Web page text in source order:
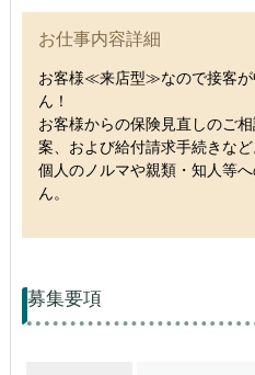
お仕事内容詳細
お客様≪来店型≫なので接客
ん！
お客様からの保険見直しのご
案、および給付請求手続きなど
個人のノルマや親類・知人等
ん。
募集要項